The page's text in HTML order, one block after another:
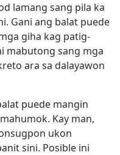
lamang sang pila ka
Gani ang balat puede
giha kag patig-
mabutong sang mga
ara sa dalayawon
puede mangin
Kay man,
ukon
sini. Posible ini